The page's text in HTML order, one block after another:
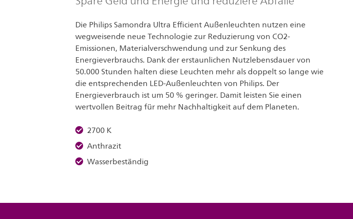
Die Philips Samondra Ultra Efficient Außenleuchten nutzen eine
wegweisende neue Technologie zur Reduzierung von CO2-
Emissionen, Materialverschwendung und zur Senkung des
Energieverbrauchs. Dank der erstaunlichen Nutzlebensdauer von
50.000 Stunden halten diese Leuchten mehr als doppelt so lange wie
die entsprechenden LED-Außenleuchten von Philips. Der
Energieverbrauch ist um 50 % geringer. Damit leisten Sie einen
wertvollen Beitrag für mehr Nachhaltigkeit auf dem Planeten.
2700 K
Anthrazit
Wasserbeständig